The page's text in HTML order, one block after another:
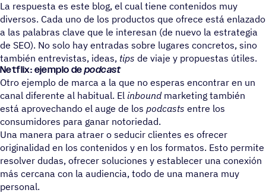
La respuesta es este blog, el cual tiene contenidos muy
diversos. Cada uno de los productos que ofrece está enlazado
a las palabras clave que le interesan (de nuevo la estrategia
de SEO). No solo hay entradas sobre lugares concretos, sino
también entrevistas, ideas, tips de viaje y propuestas útiles.
Netflix: ejemplo depodcast
Otro ejemplo de marca a la que no esperas encontrar en un
canal diferente al habitual. El inboundmarketing también
está aprovechando el auge de los podcasts entre los
consumidores para ganar notoriedad.
Una manera para atraer o seducir clientes es ofrecer
originalidad en los contenidos y en los formatos. Esto permite
resolver dudas, ofrecer soluciones y establecer una conexión
más cercana con la audiencia, todo de una manera muy
personal.